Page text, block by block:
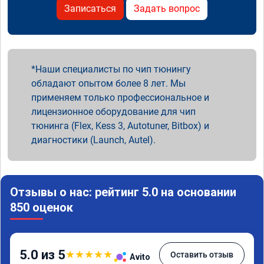
Записаться Задать вопрос
Наши специалисты по чип тюнингу
обладают опытом более 8 лет. Мы
применяем только профессиональное и
лицензионное оборудование для чип
тюнинга (Flex, Kess 3, Autotuner, Bitbox) и
диагностики (Launch, Autel).
Отзывы о нас: рейтинг 5.0 на основании
850 оценок
5.0 из 5★★★★★ Avito Оставить отзыв